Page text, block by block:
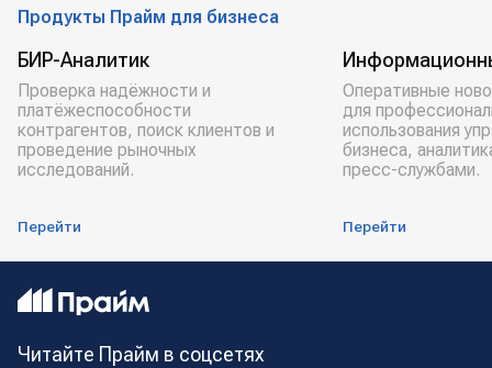
Продукты Прайм для бизнеса
БИР-Аналитик
Проверка надёжности и
платёжеспособности
контрагентов, поиск клиентов и
проведение рыночных
исследований.
Перейти
Оперативные
для
использования
бизнеса,
пресс-службами.
Перейти
Читайте Прайм в соцсетях